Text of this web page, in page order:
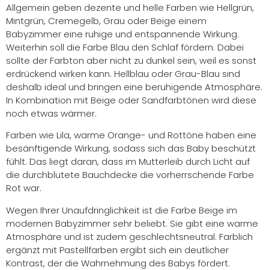
Allgemein geben dezente und helle Farben wie Hellgrün,
Mintgrün, Cremegelb, Grau oder Beige einem
Babyzimmer eine ruhige und entspannende Wirkung.
Weiterhin soll die Farbe Blau den Schlaf fördern. Dabei
sollte der Farbton aber nicht zu dunkel sein, weil es sonst
erdrückend wirken kann. Hellblau oder Grau-Blau sind
deshalb ideal und bringen eine beruhigende Atmosphäre.
In Kombination mit Beige oder Sandfarbtönen wird diese
noch etwas wärmer.
Farben wie Lila, warme Orange- und Rottöne haben eine
besänftigende Wirkung, sodass sich das Baby beschützt
fühlt. Das liegt daran, dass im Mutterleib durch Licht auf
die durchblutete Bauchdecke die vorherrschende Farbe
Rot war.
Wegen Ihrer Unaufdringlichkeit ist die Farbe Beige im
modernen Babyzimmer sehr beliebt. Sie gibt eine warme
Atmosphäre und ist zudem geschlechtsneutral. Farblich
ergänzt mit Pastellfarben ergibt sich ein deutlicher
Kontrast, der die Wahrnehmung des Babys fördert.